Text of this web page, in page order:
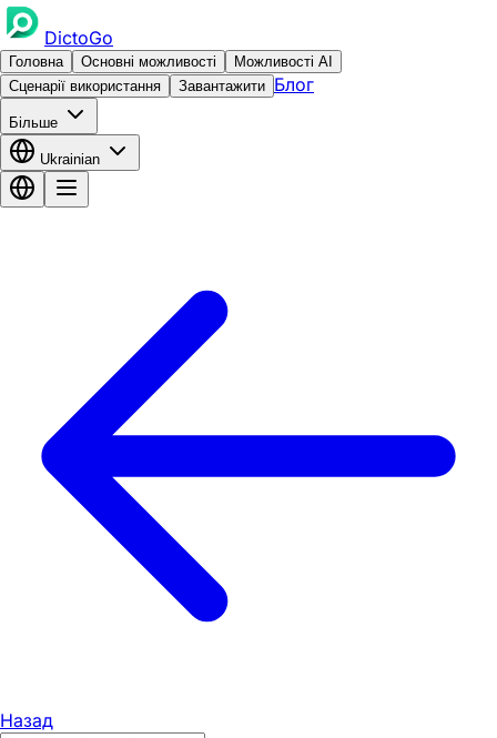
DictoGo
Головна Основні можливості
Можливості AI
Сценарії використання
Завантажити Блог
Більше
Ukrainian
Назад